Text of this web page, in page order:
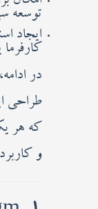
توسعه
ایجاد
در
طراحی
که هر
و